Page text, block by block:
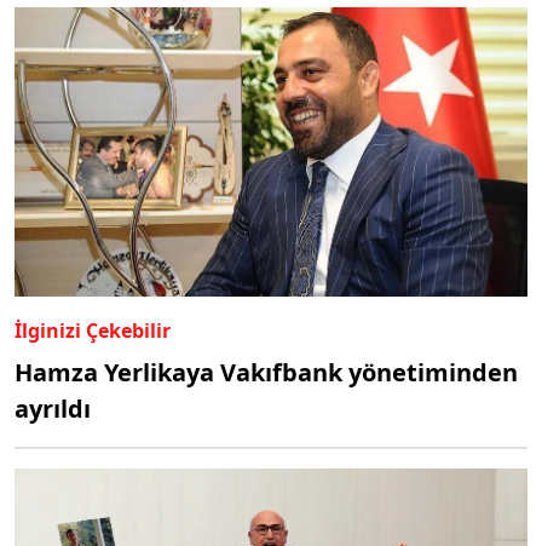
İlginizi Çekebilir
Hamza Yerlikaya Vakıfbank yönetiminden
ayrıldı